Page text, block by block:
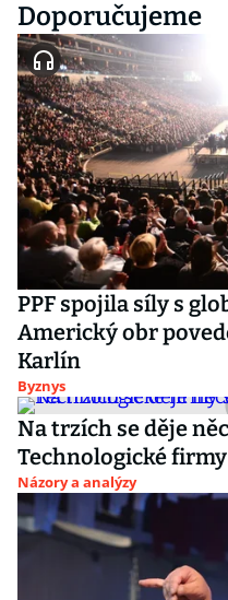
Doporučujeme
PPF spojila síly s
Americký obr
Karlín
Byznys
Na trzích se děje
Technologické
Názory a analýzy